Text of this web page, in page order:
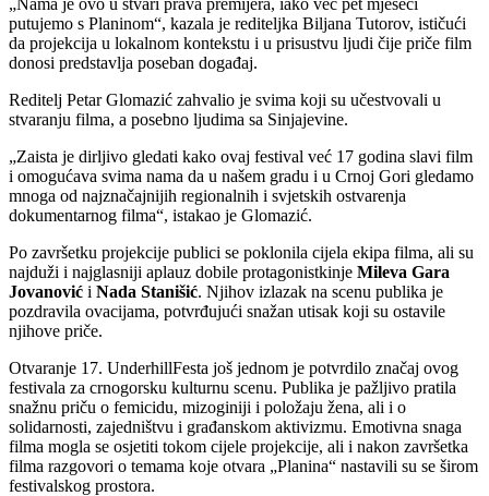
putujemo s Planinom“, kazala je rediteljka Biljana Tutorov, ističući
da projekcija u lokalnom kontekstu i u prisustvu ljudi čije priče film
donosi predstavlja poseban događaj.
Reditelj Petar Glomazić zahvalio je svima koji su učestvovali u
stvaranju filma, a posebno ljudima sa Sinjajevine.
„Zaista je dirljivo gledati kako ovaj festival već 17 godina slavi film
i omogućava svima nama da u našem gradu i u Crnoj Gori gledamo
mnoga od najznačajnijih regionalnih i svjetskih ostvarenja
dokumentarnog filma“, istakao je Glomazić.
Po završetku projekcije publici se poklonila cijela ekipa filma, ali su
najduži i najglasniji aplauz dobile protagonistkinje Mileva Gara
Jovanović i Nada Stanišić. Njihov izlazak na scenu publika je
pozdravila ovacijama, potvrđujući snažan utisak koji su ostavile
njihove priče.
Otvaranje 17. UnderhillFesta još jednom je potvrdilo značaj ovog
festivala za crnogorsku kulturnu scenu. Publika je pažljivo pratila
snažnu priču o femicidu, mizoginiji i položaju žena, ali i o
solidarnosti, zajedništvu i građanskom aktivizmu. Emotivna snaga
filma mogla se osjetiti tokom cijele projekcije, ali i nakon završetka
filma razgovori o temama koje otvara „Planina“ nastavili su se širom
festivalskog prostora.